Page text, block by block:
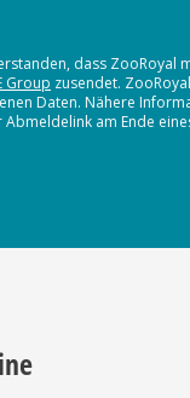
dass ZooRoyal
Group zusendet.
Daten. Nähere
am Ende